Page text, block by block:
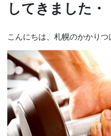
してきました・
こんにちは、札幌のかかりつ